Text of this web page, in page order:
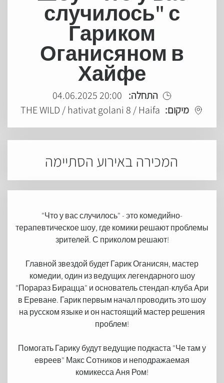
случилось" с
Гариком
Оганисяном в
Хайфе
התחלה: 20:00 04.06.2025
מיקום: THE WILD / hativat golani 8 / Haifa
המכירה באירוע הסתיימה
"Что у вас случилось" - это комедийно-
терапевтическое шоу, где комики решают проблемы
зрителей. С приколом решают!
Главной звездой будет Гарик Оганисян, мастер
комедии, один из ведущих легендарного шоу
"Порараз Бирацца" и основатель стендап-клуба Ари
в Ереване. Гарик первым начал проводить это шоу
на русском языке и он настоящий мастер решения
проблем!
Помогать Гарику будут ведущие подкаста "Че там у
евреев" Макс Сотников и неподражаемая
комикесса Аня Ром!